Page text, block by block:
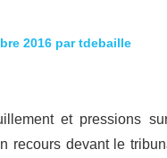
2016 par tdebaille
et pressions
recours devant le